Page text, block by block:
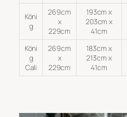
Köni
g
269cm
x
229cm
193cm x
203cm x
41cm
Köni
g
Cali
269cm
x
229cm
183cm x
213cm x
41cm